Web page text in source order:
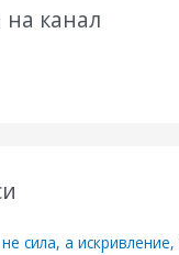
на канал
сила, а